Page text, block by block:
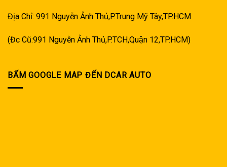
Địa Chỉ: 991 Nguyễn Ảnh Thủ,P.Trung Mỹ Tây,TP.HCM
(Đc Cũ:991 Nguyễn Ảnh Thủ,P.TCH,Quận 12,TP.HCM)
BẤM GOOGLE MAP ĐẾN DCAR AUTO